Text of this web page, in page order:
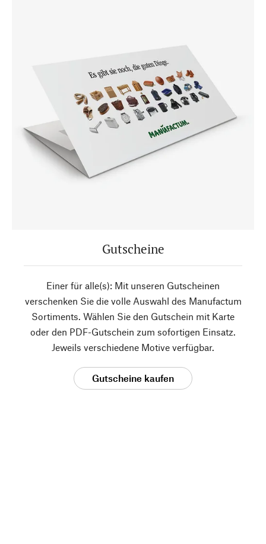
Gutscheine
Einer für alle(s): Mit unseren Gutscheinen
verschenken Sie die volle Auswahl des Manufactum
Sortiments. Wählen Sie den Gutschein mit Karte
oder den PDF-Gutschein zum sofortigen Einsatz.
Jeweils verschiedene Motive verfügbar.
Gutscheine kaufen